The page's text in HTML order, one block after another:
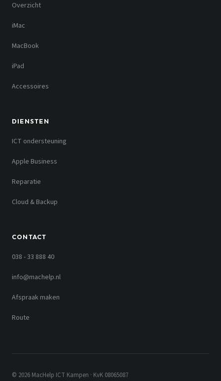
Overzicht
iMac
MacBook
iPad
Accessoires
DIENSTEN
ICT ondersteuning
Apple Business
Reparatie
Cloud & Backup
CONTACT
038 - 33 888 40
info@machelp.nl
Afspraak maken
Route
© 2026 MacHelp ICT Kampen · KvK 08065087